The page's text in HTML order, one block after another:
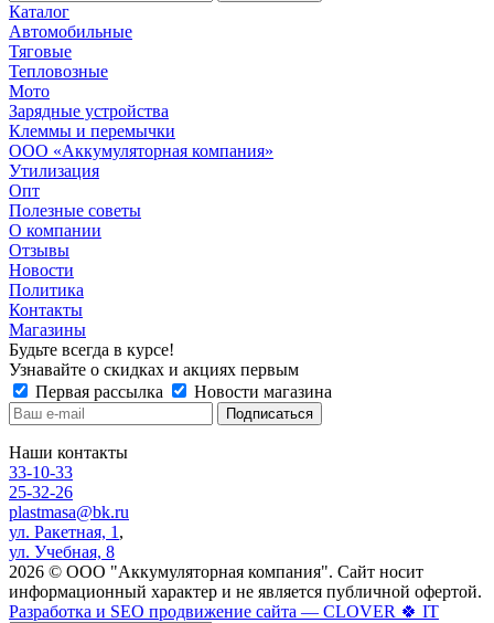
Каталог
Автомобильные
Тяговые
Тепловозные
Мото
Зарядные устройства
Клеммы и перемычки
ООО «Аккумуляторная компания»
Утилизация
Опт
Полезные советы
О компании
Отзывы
Новости
Политика
Контакты
Магазины
Будьте всегда в курсе!
Узнавайте о скидках и акциях первым
Первая рассылка
Новости магазина
Наши контакты
33-10-33
25-32-26
plastmasa@bk.ru
ул. Ракетная, 1 ,
ул. Учебная, 8
2026 © ООО "Аккумуляторная компания". Сайт носит
информационный характер и не является публичной офертой.
Разработка и SEO продвижение сайта — CLOVER 🍀 IT